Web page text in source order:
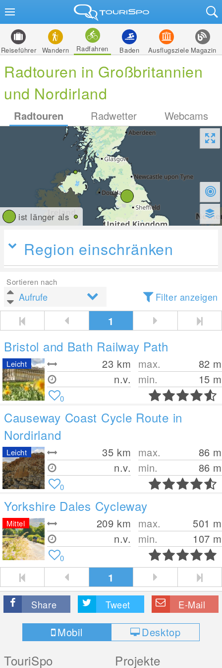
Reiseführer Wandern Radfahren Baden Ausflugsziele Magazin
Radtouren in Großbritannien
und Nordirland
Radtouren Radwetter Webcams
ist länger als
Region einschränken
Sortieren nach
Filter anzeigen
1
Bristol and Bath Railway Path
23 km
n.v.
max. 82 m
min.
15 m
Leicht
0
Causeway Coast Cycle Route in
Nordirland
35 km
n.v.
max. 86 m
min.
86 m
Leicht
0
Yorkshire Dales Cycleway
209 km
n.v.
max. 501 m
min.
107 m
Mittel
0
1
Share Tweet E-Mail
Mobil Desktop
TouriSpo Projekte